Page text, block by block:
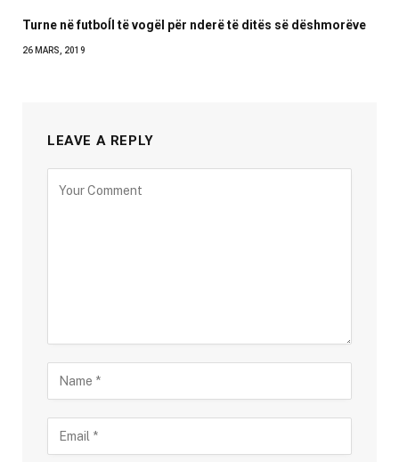
Turne në futboĺl të vogël për nderë të ditës së dëshmorëve
26 MARS, 2019
LEAVE A REPLY